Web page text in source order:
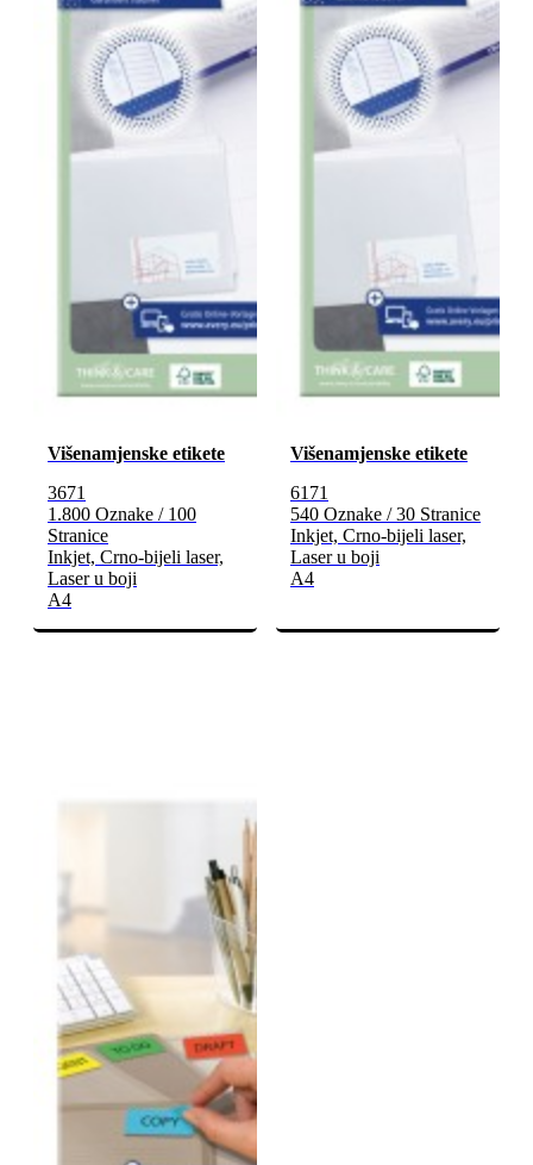
Višenamjenske etikete
3671
1.800 Oznake / 100
Stranice
Inkjet, Crno-bijeli laser,
Laser u boji
A4
Višenamjenske etikete
6171
540 Oznake / 30 Stranice
Inkjet, Crno-bijeli laser,
Laser u boji
A4